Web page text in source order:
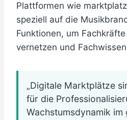
Plattformen wie
speziell auf die
Funktionen, um
vernetzen und
„Digitale Marktplätze
für die
Wachstumsdynamik im